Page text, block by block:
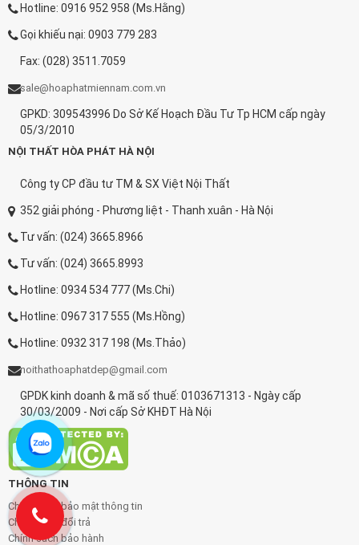
Hotline: 0916 952 958 (Ms.Hằng)
Gọi khiếu nại: 0903 779 283
Fax: (028) 3511.7059
sale@hoaphatmiennam.com.vn
GPKD: 309543996 Do Sở Kế Hoạch Đầu Tư Tp HCM cấp ngày
05/3/2010
NỘI THẤT HÒA PHÁT HÀ NỘI
Công ty CP đầu tư TM & SX Việt Nội Thất
352 giải phóng - Phương liệt - Thanh xuân - Hà Nội
Tư vấn: (024) 3665.8966
Tư vấn: (024) 3665.8993
Hotline: 0934 534 777 (Ms.Chi)
Hotline: 0967 317 555 (Ms.Hồng)
Hotline: 0932 317 198 (Ms.Thảo)
noithathoaphatdep@gmail.com
GPDK kinh doanh & mã số thuế: 0103671313 - Ngày cấp
30/03/2009 - Nơi cấp Sở KHĐT Hà Nội
THÔNG TIN
Chính sách bảo mật thông tin
Chính sách đổi trả
Chính sách bảo hành